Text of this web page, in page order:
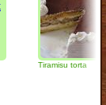
Tiramisu torta